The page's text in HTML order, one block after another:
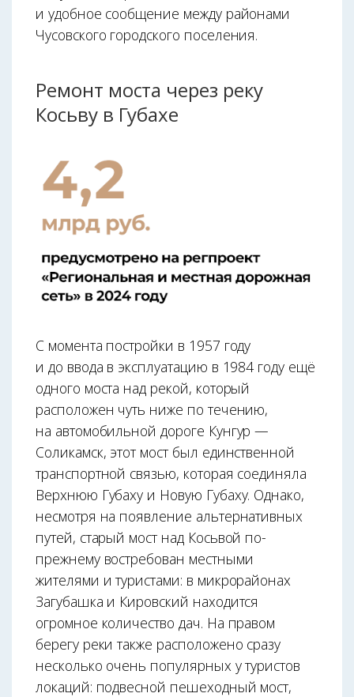
и удобное сообщение между районами
Чусовского городского поселения.
Ремонт моста через реку
Косьву в Губахе
С момента постройки в 1957 году
и до ввода в эксплуатацию в 1984 году ещё
одного моста над рекой, который
расположен чуть ниже по течению,
на автомобильной дороге Кунгур —
Соликамск, этот мост был единственной
транспортной связью, которая соединяла
Верхнюю Губаху и Новую Губаху. Однако,
несмотря на появление альтернативных
путей, старый мост над Косьвой по-
прежнему востребован местными
жителями и туристами: в микрорайонах
Загубашка и Кировский находится
огромное количество дач. На правом
берегу реки также расположено сразу
несколько очень популярных у туристов
локаций: подвесной пешеходный мост,